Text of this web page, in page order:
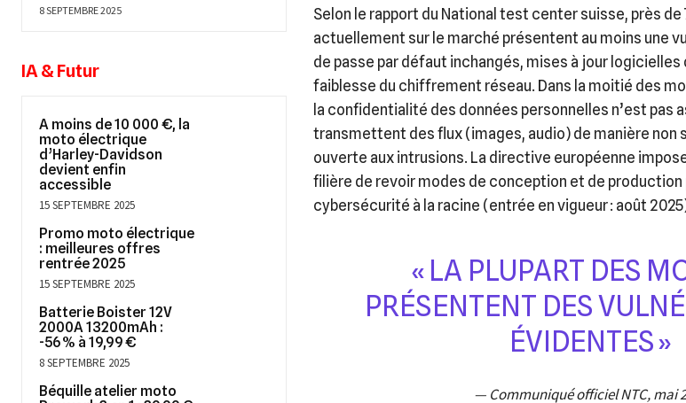
8 SEPTEMBRE 2025
IA & Futur
A moins de 10 000 €, la
moto électrique
d’Harley-Davidson
devient enfin
accessible
15 SEPTEMBRE 2025
Promo moto électrique
: meilleures offres
rentrée 2025
15 SEPTEMBRE 2025
Batterie Boister 12V
2000A 13200mAh :
-56 % à 19,99 €
8 SEPTEMBRE 2025
Béquille atelier moto
Selon le rapport du National test center suisse, près de
actuellement sur le marché présentent au moins une
de passe par défaut inchangés, mises à jour
faiblesse du chiffrement réseau. Dans la moitié des
la confidentialité des données personnelles n’est pas
transmettent des flux (images, audio) de manière non
ouverte aux intrusions. La directive européenne
filière de revoir modes de conception et de production
cybersécurité à la racine (entrée en vigueur : août
« LA PLUPART DES
PRÉSENTENT DES
ÉVIDENTES »
— Communiqué officiel NTC, mai